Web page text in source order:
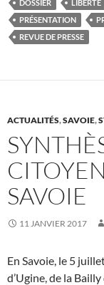
DOSSIER
LIBERTÉ
PRÉSENTATION
REVUE DE PRESSE
ACTUALITÉS,SAVOIE,
SAVOIE
11 JANVIER 2017
En Savoie, le 5
d’Ugine, de la